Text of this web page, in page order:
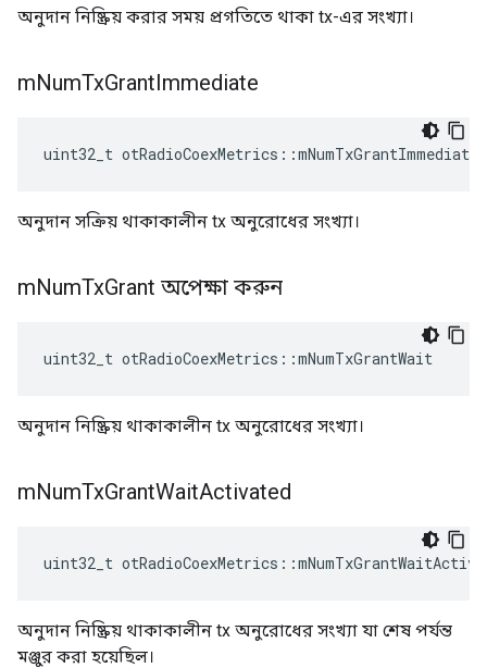
অনুদান নিষ্ক্রিয় করার সময় প্রগতিতে থাকা tx-এর সংখ্যা।
mNumTxGrantImmediate
uint32_t otRadioCoexMetrics ::mNumTxGrantImmediate
অনুদান সক্রিয় থাকাকালীন tx অনুরোধের সংখ্যা।
mNumTxGrant অপেক্ষা করুন
uint32_t otRadioCoexMetrics ::mNumTxGrantWait
অনুদান নিষ্ক্রিয় থাকাকালীন tx অনুরোধের সংখ্যা।
mNumTxGrantWaitActivated
uint32_t otRadioCoexMetrics ::
অনুদান নিষ্ক্রিয় থাকাকালীন tx অনুরোধের সংখ্যা যা শেষ পর্যন্ত
মঞ্জুর করা হয়েছিল।